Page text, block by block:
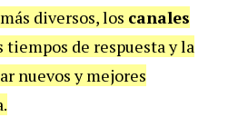
diversos, los canales
tiempos de respuesta y la
nuevos y mejores